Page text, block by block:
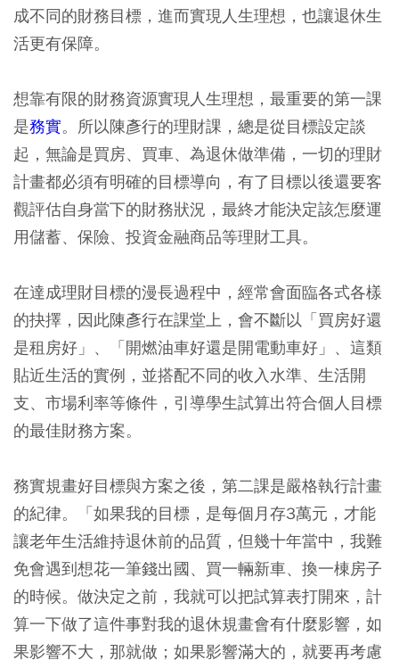
成不同的財務目標，進而實現人生理想，也讓退休生
活更有保障。
想靠有限的財務資源實現人生理想，最重要的第一課
是務實。所以陳彥行的理財課，總是從目標設定談
起，無論是買房、買車、為退休做準備，一切的理財
計畫都必須有明確的目標導向，有了目標以後還要客
觀評估自身當下的財務狀況，最終才能決定該怎麼運
用儲蓄、保險、投資金融商品等理財工具。
在達成理財目標的漫長過程中，經常會面臨各式各樣
的抉擇，因此陳彥行在課堂上，會不斷以「買房好還
是租房好」、「開燃油車好還是開電動車好」、這類
貼近生活的實例，並搭配不同的收入水準、生活開
支、市場利率等條件，引導學生試算出符合個人目標
的最佳財務方案。
務實規畫好目標與方案之後，第二課是嚴格執行計畫
的紀律。「如果我的目標，是每個月存3萬元，才能
讓老年生活維持退休前的品質，但幾十年當中，我難
免會遇到想花一筆錢出國、買一輛新車、換一棟房子
的時候。做決定之前，我就可以把試算表打開來，計
算一下做了這件事對我的退休規畫會有什麼影響，如
果影響不大，那就做；如果影響滿大的，就要再考慮